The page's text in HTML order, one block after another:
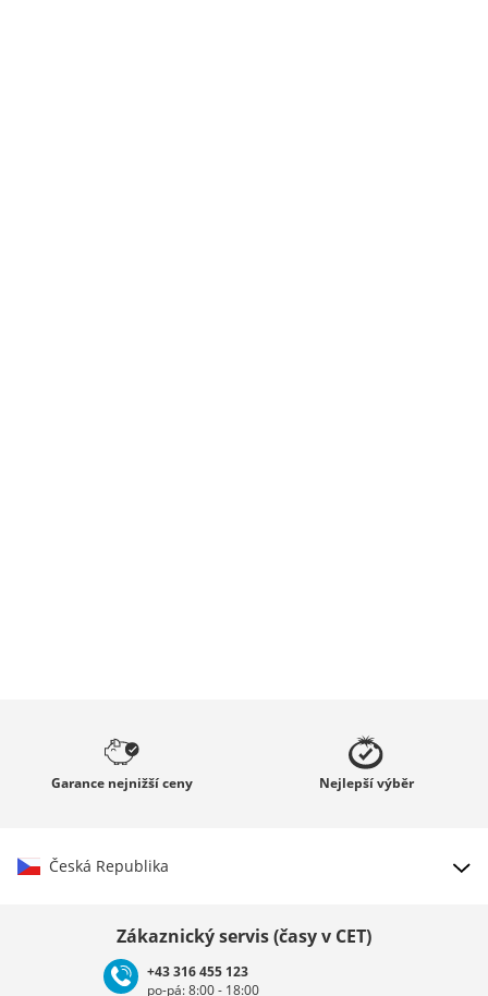
Garance nejnižší ceny Nejlepšívýběr
Česká Republika
Deutschland Österreich
Zákaznický servis (časy v CET)
+43 316 455 123
po-pá: 8:00 - 18:00